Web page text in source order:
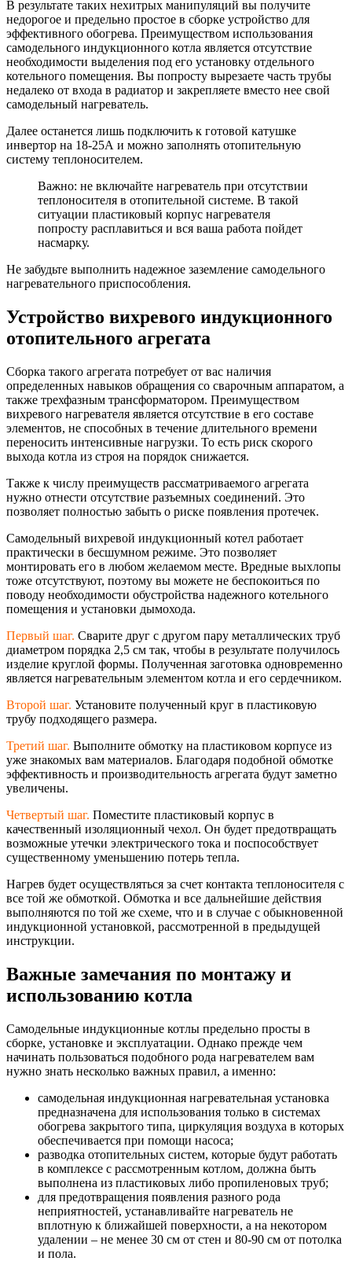
В результате таких нехитрых манипуляций вы получите
недорогое и предельно простое в сборке устройство для
эффективного обогрева. Преимуществом использования
самодельного индукционного котла является отсутствие
необходимости выделения под его установку отдельного
котельного помещения. Вы попросту вырезаете часть трубы
недалеко от входа в радиатор и закрепляете вместо нее свой
самодельный нагреватель.
Далее останется лишь подключить к готовой катушке
инвертор на 18-25А и можно заполнять отопительную
систему теплоносителем.
Важно: не включайте нагреватель при отсутствии
теплоносителя в отопительной системе. В такой
ситуации пластиковый корпус нагревателя
попросту расплавиться и вся ваша работа пойдет
насмарку.
Не забудьте выполнить надежное заземление самодельного
нагревательного приспособления.
Устройство вихревого индукционного
отопительного агрегата
Сборка такого агрегата потребует от вас наличия
определенных навыков обращения со сварочным аппаратом, а
также трехфазным трансформатором. Преимуществом
вихревого нагревателя является отсутствие в его составе
элементов, не способных в течение длительного времени
переносить интенсивные нагрузки. То есть риск скорого
выхода котла из строя на порядок снижается.
Также к числу преимуществ рассматриваемого агрегата
нужно отнести отсутствие разъемных соединений. Это
позволяет полностью забыть о риске появления протечек.
Самодельный вихревой индукционный котел работает
практически в бесшумном режиме. Это позволяет
монтировать его в любом желаемом месте. Вредные выхлопы
тоже отсутствуют, поэтому вы можете не беспокоиться по
поводу необходимости обустройства надежного котельного
помещения и установки дымохода.
Первый шаг. Сварите друг с другом пару металлических труб
диаметром порядка 2,5 см так, чтобы в результате получилось
изделие круглой формы. Полученная заготовка одновременно
является нагревательным элементом котла и его сердечником.
Второй шаг. Установите полученный круг в пластиковую
трубу подходящего размера.
Третий шаг. Выполните обмотку на пластиковом корпусе из
уже знакомых вам материалов. Благодаря подобной обмотке
эффективность и производительность агрегата будут заметно
увеличены.
Четвертый шаг. Поместите пластиковый корпус в
качественный изоляционный чехол. Он будет предотвращать
возможные утечки электрического тока и поспособствует
существенному уменьшению потерь тепла.
Нагрев будет осуществляться за счет контакта теплоносителя с
все той же обмоткой. Обмотка и все дальнейшие действия
выполняются по той же схеме, что и в случае с обыкновенной
индукционной установкой, рассмотренной в предыдущей
инструкции.
Важные замечания по монтажу и
использованию котла
Самодельные индукционные котлы предельно просты в
сборке, установке и эксплуатации. Однако прежде чем
начинать пользоваться подобного рода нагревателем вам
нужно знать несколько важных правил, а именно:
самодельная индукционная нагревательная установка
предназначена для использования только в системах
обогрева закрытого типа, циркуляция воздуха в которых
обеспечивается при помощи насоса;
разводка отопительных систем, которые будут работать
в комплексе с рассмотренным котлом, должна быть
выполнена из пластиковых либо пропиленовых труб;
для предотвращения появления разного рода
неприятностей, устанавливайте нагреватель не
вплотную к ближайшей поверхности, а на некотором
удалении – не менее 30 см от стен и 80-90 см от потолка
и пола.